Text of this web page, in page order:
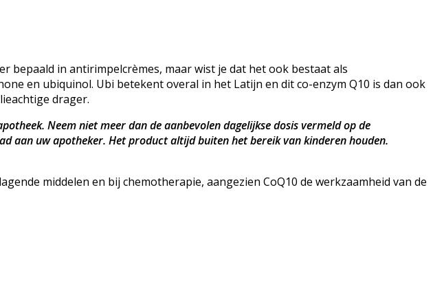
bepaald in antirimpelcrèmes, maar wist je dat het ook bestaat als
en ubiquinol. Ubi betekent overal in het Latijn en dit co-enzym Q10 is dan ook
drager.
Neem niet meer dan de aanbevolen dagelijkse dosis vermeld op de
aan uw apotheker. Het product altijd buiten het bereik van kinderen houden.
middelen en bij chemotherapie, aangezien CoQ10 de werkzaamheid van de